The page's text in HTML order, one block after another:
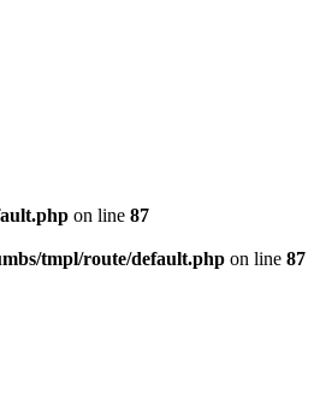
on line 87
tmpl/route/default.php on line 87